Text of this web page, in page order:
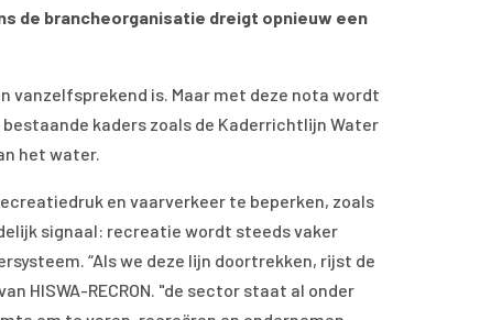
de brancheorganisatie dreigt opnieuw een
vanzelfsprekend is. Maar met deze nota wordt
kaders zoals de Kaderrichtlijn Water
het water.
en vaarverkeer te beperken, zoals
signaal: recreatie wordt steeds vaker
“Als we deze lijn doortrekken, rijst de
HISWA-RECRON. "de sector staat al onder